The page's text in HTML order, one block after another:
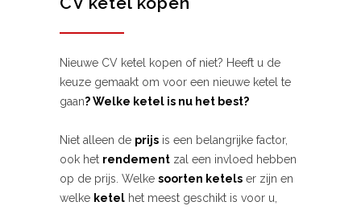
Nieuwe CV ketel kopen of niet? Heeft u de
keuze gemaakt om voor een nieuwe ketel te
gaan? Welke ketel is nu het best?
Niet alleen de prijs is een belangrijke factor,
ook het rendement zal een invloed hebben
op de prijs. Welke soorten ketels er zijn en
welke ketel het meest geschikt is voor u,